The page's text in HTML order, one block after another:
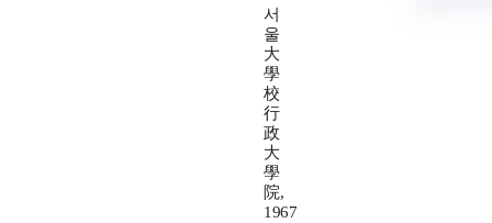
서
울
大
學
校
行
政
大
學
院,
1967